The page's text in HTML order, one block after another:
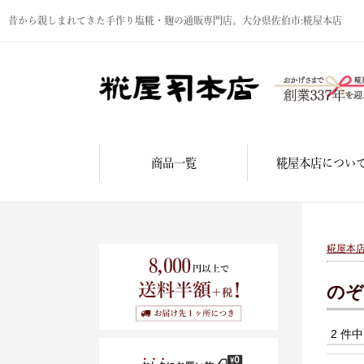
昔から親しまれてきた手作り塩糀・麹の通販専門店。大分県佐伯市:糀屋本店
商品一覧 糀屋本店につい
糀屋本
の
2 件